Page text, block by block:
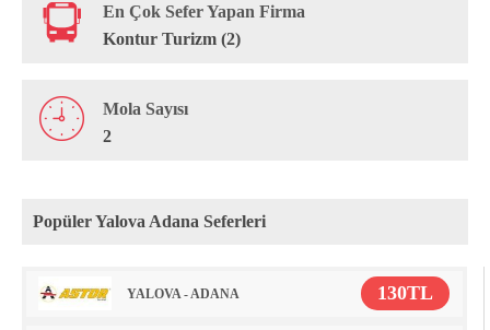
En Çok Sefer Yapan Firma
Kontur Turizm (2)
Mola Sayısı
2
Popüler Yalova Adana Seferleri
YALOVA - ADANA 130TL